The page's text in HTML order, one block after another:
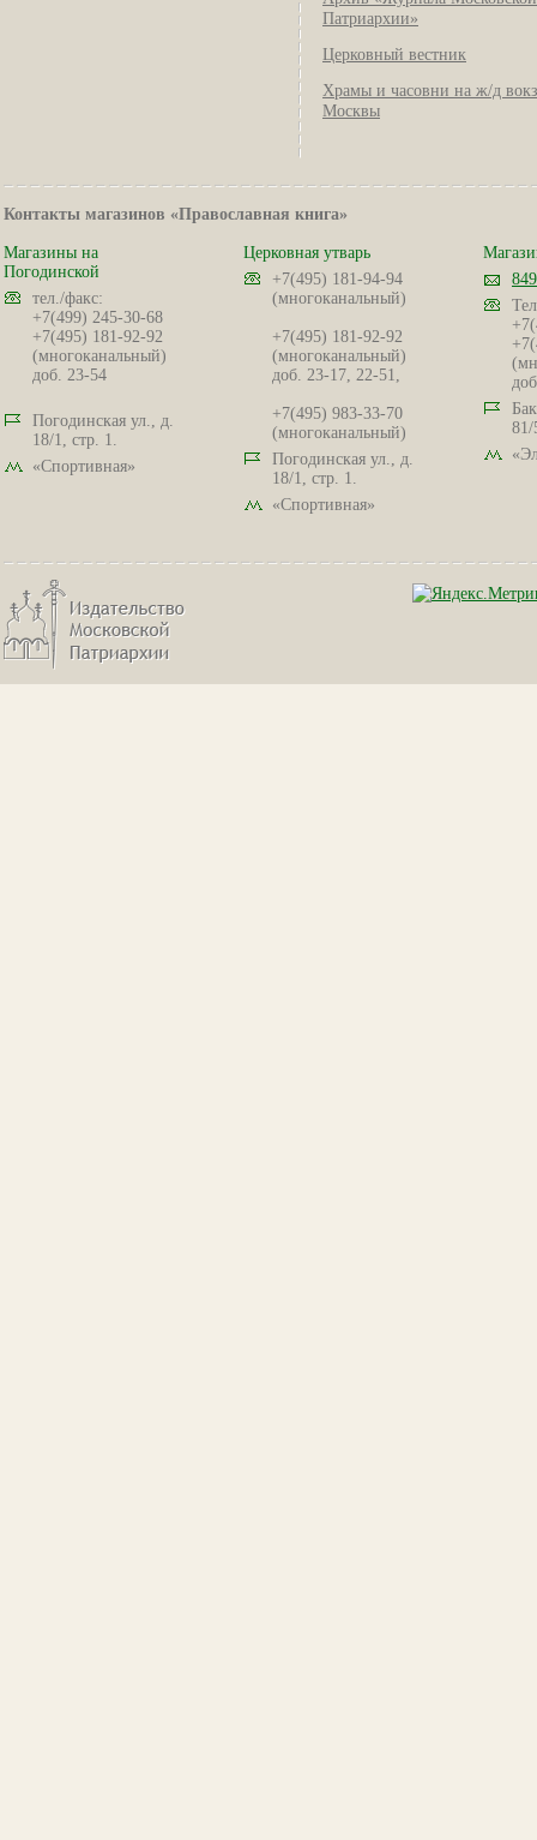
Патриархии»
Церковный вестник
Храмы и часовни на ж/д
Москвы
Контакты магазинов «Православная книга»
Магазины на
Погодинской
тел./факс:
+7(499) 245-30-68
+7(495) 181-92-92
(многоканальный)
доб. 23-54
Погодинская ул., д.
18/1, стр. 1.
«Спортивная»
Церковная утварь
+7(495) 181-94-94
(многоканальный)
+7(495) 181-92-92
(многоканальный)
доб. 23-17, 22-51,
+7(495) 983-33-70
(многоканальный)
Погодинская ул., д.
18/1, стр. 1.
«Спортивная»
81/